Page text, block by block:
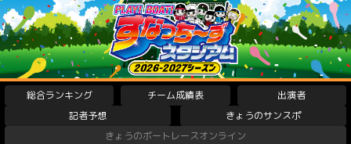
総合ランキング チーム成績表
出演者
記者予想
きょうのサンスポ
きょうのボートレースオンライン